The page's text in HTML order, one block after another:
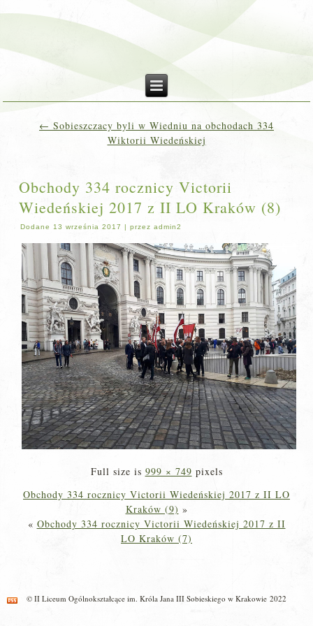
← Sobieszczacy byli w Wiedniu na obchodach 334
Wiktorii Wiedeńskiej
Obchody 334 rocznicy Victorii
Wiedeńskiej 2017 z II LO Kraków (8)
Dodane 13 września 2017 |przez admin2
Full size is 999 × 749 pixels
Obchody 334 rocznicy Victorii Wiedeńskiej 2017 z II LO
Kraków (9) »
« Obchody 334 rocznicy Victorii Wiedeńskiej 2017 z II
LO Kraków (7)
© II Liceum Ogólnokształcące im. Króla Jana III Sobieskiego w Krakowie 2022